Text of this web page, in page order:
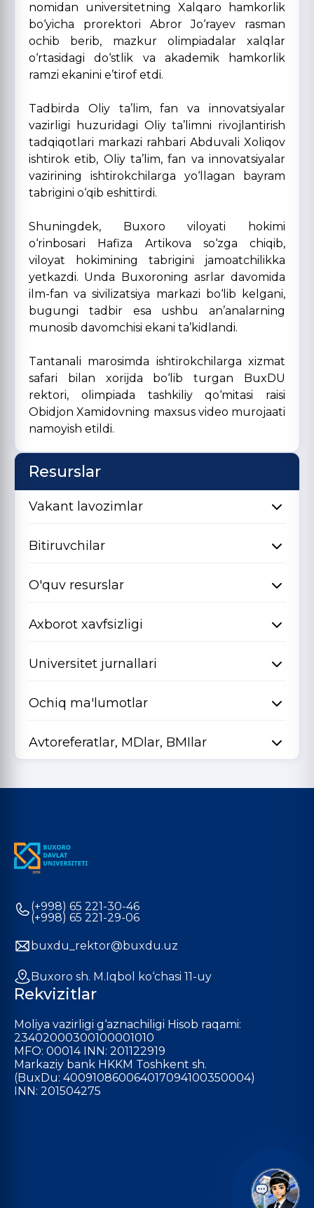
nomidan universitetning Xalqaro hamkorlik
bo‘yicha prorektori Abror Jo‘rayev rasman
ochib berib, mazkur olimpiadalar xalqlar
o‘rtasidagi do‘stlik va akademik hamkorlik
ramzi ekanini e’tirof etdi.
Tadbirda Oliy ta’lim, fan va innovatsiyalar
vazirligi huzuridagi Oliy ta’limni rivojlantirish
tadqiqotlari markazi rahbari Abduvali Xoliqov
ishtirok etib, Oliy ta’lim, fan va innovatsiyalar
vazirining ishtirokchilarga yo‘llagan bayram
tabrigini o‘qib eshittirdi.
Shuningdek, Buxoro viloyati hokimi
o‘rinbosari Hafiza Artikova so‘zga chiqib,
viloyat hokimining tabrigini jamoatchilikka
yetkazdi. Unda Buxoroning asrlar davomida
ilm-fan va sivilizatsiya markazi bo‘lib kelgani,
bugungi tadbir esa ushbu an’analarning
munosib davomchisi ekani ta’kidlandi.
Tantanali marosimda ishtirokchilarga xizmat
safari bilan xorijda bo‘lib turgan BuxDU
rektori, olimpiada tashkiliy qo‘mitasi raisi
Obidjon Xamidovning maxsus video murojaati
namoyish etildi.
Resurslar
Vakant lavozimlar
Bitiruvchilar
O'quv resurslar
Axborot xavfsizligi
Universitet jurnallari
Ochiq ma'lumotlar
Avtoreferatlar, MDlar, BMIlar
(+998) 65 221-30-46
(+998) 65 221-29-06
buxdu_rektor@buxdu.uz
Buxoro sh. M.Iqbol ko‘chasi 11-uy
Rekvizitlar
Moliya vazirligi g‘aznachiligi Hisob raqami:
23402000300100001010
MFO: 00014 INN: 201122919
Markaziy bank HKKM Toshkent sh.
(BuxDu: 400910860064017094100350004)
INN: 201504275